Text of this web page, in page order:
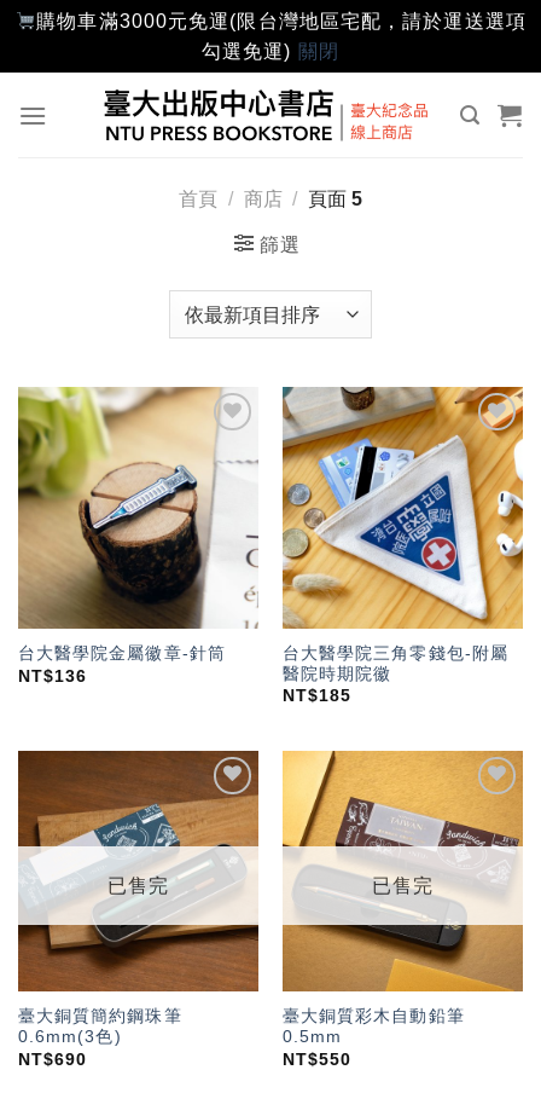
購物車滿3000元免運(限台灣地區宅配，請於運送選項
勾選免運) 關閉
首頁 / 商店 / 頁面 5
篩選
「願
台大醫學院金屬徽章-針筒
NT$136
加入
「願
望輕
單」
台大醫學院三角零錢包-附屬
醫院時期院徽
NT$185
「願
望輕
單」
已售完
臺大銅質簡約鋼珠筆
0.6mm(3色)
NT$690
「願
望輕
單」
已售完
臺大銅質彩木自動鉛筆
0.5mm
NT$550